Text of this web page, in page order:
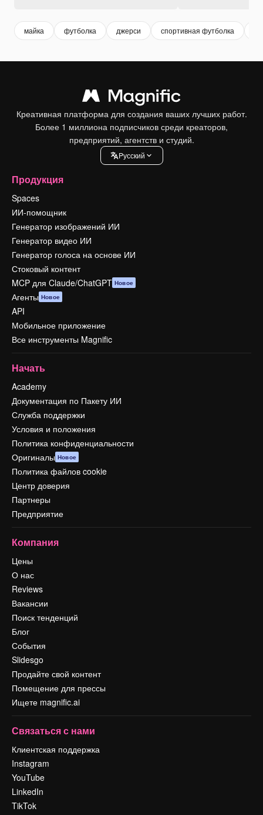
майка футболка джерси спортивная футболка
Креативная платформа для создания ваших лучших работ.
Более 1 миллиона подписчиков среди креаторов,
предприятий, агентств и студий.
Pусский
Продукция
Spaces
ИИ-помощник
Генератор изображений ИИ
Генератор видео ИИ
Генератор голоса на основе ИИ
Стоковый контент
MCP для Claude/ChatGPT Новое
Агенты Новое
API
Мобильное приложение
Все инструменты Magnific
Начать
Academy
Документация по Пакету ИИ
Служба поддержки
Условия и положения
Политика конфиденциальности
Оригиналы Новое
Политика файлов cookie
Центр доверия
Партнеры
Предприятие
Компания
Цены
О нас
Reviews
Вакансии
Поиск тенденций
Блог
События
Slidesgo
Продайте свой контент
Помещение для прессы
Ищете magnific.ai
Связаться с нами
Клиентская поддержка
Instagram
YouTube
LinkedIn
TikTok